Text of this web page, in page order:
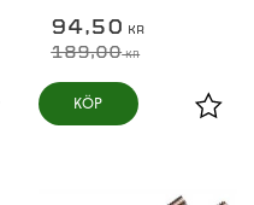
till i favoriter
94,50 KR
189,00KR
Lägg
KÖP